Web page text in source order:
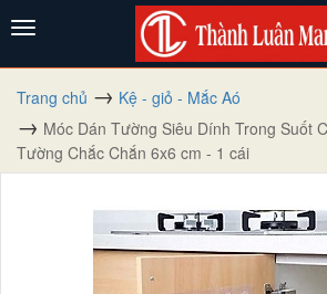
Trang chủ
Kệ - giỏ - Mắc Aó
Móc Dán Tường Siêu Dính Trong Suốt
Tường Chắc Chắn 6x6 cm - 1 cái